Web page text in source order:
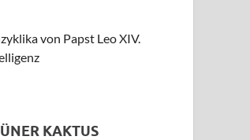
von Papst Leo XIV.
KAKTUS